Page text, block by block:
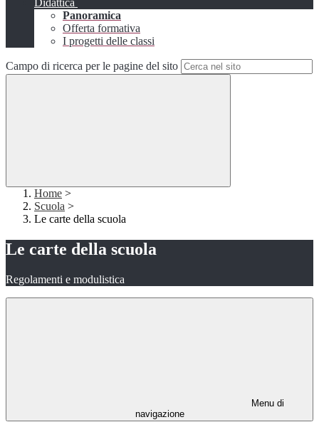
Didattica
Panoramica
Offerta formativa
I progetti delle classi
Campo di ricerca per le pagine del sito
Home >
Scuola >
Le carte della scuola
Le carte della scuola
Regolamenti e modulistica
Menu di
navigazione